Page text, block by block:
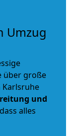
Umzug
über große
Karlsruhe
und
alles